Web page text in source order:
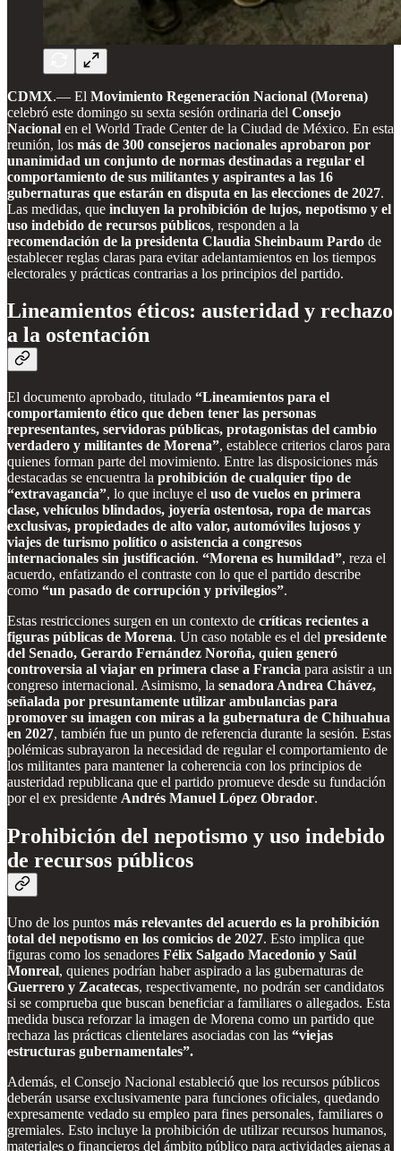
CDMX.— El Movimiento Regeneración Nacional (Morena)
celebró este domingo su sexta sesión ordinaria del Consejo
Nacional en el World Trade Center de la Ciudad de México. En esta
reunión, los más de 300 consejeros nacionales aprobaron por
unanimidad un conjunto de normas destinadas a regular el
comportamiento de sus militantes y aspirantes a las 16
gubernaturas que estarán en disputa en las elecciones de 2027.
Las medidas, que incluyen la prohibición de lujos, nepotismo y el
uso indebido de recursos públicos, responden a la
recomendación de la presidenta Claudia Sheinbaum Pardo de
establecer reglas claras para evitar adelantamientos en los tiempos
electorales y prácticas contrarias a los principios del partido.
Lineamientos éticos: austeridad y rechazo
a la ostentación
El documento aprobado, titulado “Lineamientos para el
comportamiento ético que deben tener las personas
representantes, servidoras públicas, protagonistas del cambio
verdadero y militantes de Morena”, establece criterios claros para
quienes forman parte del movimiento. Entre las disposiciones más
destacadas se encuentra la prohibición de cualquier tipo de
“extravagancia”, lo que incluye el uso de vuelos en primera
clase, vehículos blindados, joyería ostentosa, ropa de marcas
exclusivas, propiedades de alto valor, automóviles lujosos y
viajes de turismo político o asistencia a congresos
internacionales sin justificación. “Morena es humildad”, reza el
acuerdo, enfatizando el contraste con lo que el partido describe
como “un pasado de corrupción y privilegios”.
Estas restricciones surgen en un contexto de críticas recientes a
figuras públicas de Morena. Un caso notable es el del presidente
del Senado, Gerardo Fernández Noroña, quien generó
controversia al viajar en primera clase a Francia para asistir a un
congreso internacional. Asimismo, la senadora Andrea Chávez,
señalada por presuntamente utilizar ambulancias para
promover su imagen con miras a la gubernatura de Chihuahua
en 2027, también fue un punto de referencia durante la sesión. Estas
polémicas subrayaron la necesidad de regular el comportamiento de
los militantes para mantener la coherencia con los principios de
austeridad republicana que el partido promueve desde su fundación
por el ex presidente Andrés Manuel López Obrador.
Prohibición del nepotismo y uso indebido
de recursos públicos
Uno de los puntos más relevantes del acuerdo es la prohibición
total del nepotismo en los comicios de 2027. Esto implica que
figuras como los senadores Félix Salgado Macedonio y Saúl
Monreal, quienes podrían haber aspirado a las gubernaturas de
Guerrero y Zacatecas, respectivamente, no podrán ser candidatos
si se comprueba que buscan beneficiar a familiares o allegados. Esta
medida busca reforzar la imagen de Morena como un partido que
rechaza las prácticas clientelares asociadas con las “viejas
estructuras gubernamentales”.
Además, el Consejo Nacional estableció que los recursos públicos
deberán usarse exclusivamente para funciones oficiales, quedando
expresamente vedado su empleo para fines personales, familiares o
gremiales. Esto incluye la prohibición de utilizar recursos humanos,
materiales o financieros del ámbito público para actividades ajenas a